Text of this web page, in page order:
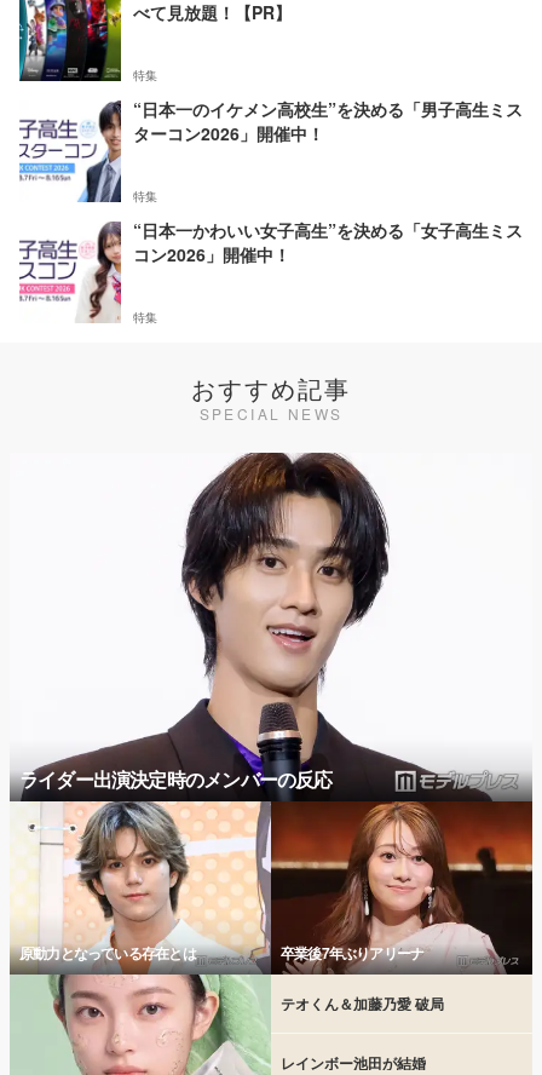
べて見放題！【PR】
特集
“日本一のイケメン高校生”を決める「男子高生ミス
ターコン2026」開催中！
特集
“日本一かわいい女子高生”を決める「女子高生ミス
コン2026」開催中！
特集
おすすめ記事
SPECIAL NEWS
ライダー出演決定時のメンバーの反応
原動力となっている存在とは 卒業後7年ぶりアリーナ
テオくん＆加藤乃愛 破局
レインボー池田が結婚